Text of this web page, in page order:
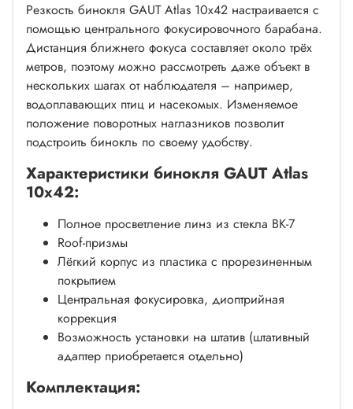
Резкость бинокля GAUT Atlas 10x42 настраивается с
помощью центрального фокусировочного барабана.
Дистанция ближнего фокуса составляет около трёх
метров, поэтому можно рассмотреть даже объект в
нескольких шагах от наблюдателя – например,
водоплавающих птиц и насекомых. Изменяемое
положение поворотных наглазников позволит
подстроить бинокль по своему удобству.
Характеристики бинокля GAUT Atlas
10x42:
Полное просветление линз из стекла BK-7
Roof-призмы
Лёгкий корпус из пластика с прорезиненным
покрытием
Центральная фокусировка, диоптрийная
коррекция
Возможность установки на штатив (штативный
адаптер приобретается отдельно)
Комплектация: